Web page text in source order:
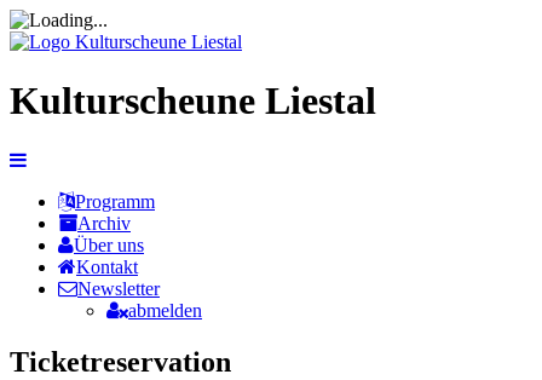
Kulturscheune Liestal
Programm
Archiv
Über uns
Kontakt
Newsletter
abmelden
Ticketreservation